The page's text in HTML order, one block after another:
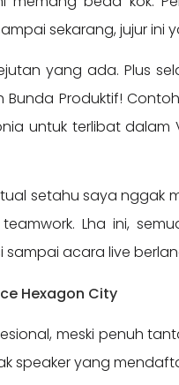
sekarang, jujur ini
yang ada. Plus
Bunda Produktif!
untuk terlibat
setahu saya nggak
Lha ini,
sampai acara live
Hexagon City
meski penuh
speaker yang